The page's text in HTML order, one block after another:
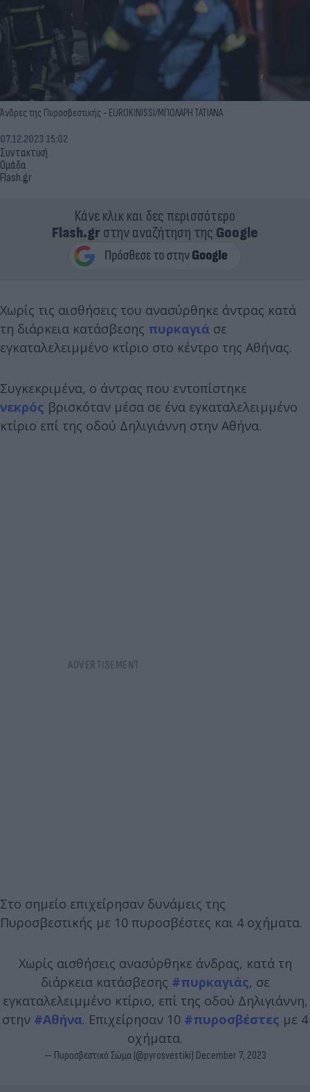
Άνδρες της Πυροσβεστικής - EUROKINISSI/ΜΠΟΛΑΡΗ ΤΑΤΙΑΝΑ
Συντακτική
Ομάδα
Flash.gr
07.12.2023 15:02
Κάνε κλικ και δες περισσότερο
Flash.grστην αναζήτηση της Google
Χωρίς τις αισθήσεις του ανασύρθηκε άντρας κατά
τη διάρκεια κατάσβεσης πυρκαγιά σε
εγκαταλελειμμένο κτίριο στο κέντρο της Αθήνας.
Συγκεκριμένα, ο άντρας που εντοπίστηκε
νεκρός βρισκόταν μέσα σε ένα εγκαταλελειμμένο
κτίριο επί της οδού Δηλιγιάννη στην Αθήνα.
Στο σημείο επιχείρησαν δυνάμεις της
Πυροσβεστικής με 10 πυροσβέστες και 4 οχήματα.
Χωρίς αισθήσεις ανασύρθηκε άνδρας, κατά τη
διάρκεια κατάσβεσης #πυρκαγιάς, σε
εγκαταλελειμμένο κτίριο, επί της οδού Δηλιγιάννη,
στην #Αθήνα. Επιχείρησαν 10 #πυροσβέστες με 4
οχήματα.
— Πυροσβεστικό Σώμα (@pyrosvestiki) December 7, 2023